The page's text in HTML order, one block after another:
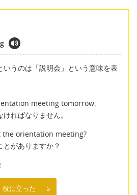
うのは「説明会」という意味を表
meeting tomorrow.
ればなりません。
the orientation meeting?
がありますか？
役に立った 5